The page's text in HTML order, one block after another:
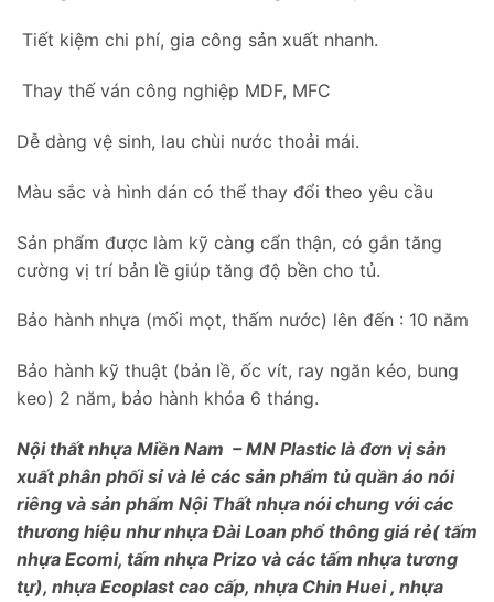
Tiết kiệm chi phí, gia công sản xuất nhanh.
Thay thế ván công nghiệp MDF, MFC
Dễ dàng vệ sinh, lau chùi nước thoải mái.
Màu sắc và hình dán có thể thay đổi theo yêu cầu
Sản phẩm được làm kỹ càng cẩn thận, có gắn tăng
cường vị trí bản lề giúp tăng độ bền cho tủ.
Bảo hành nhựa (mối mọt, thấm nước) lên đến : 10 năm
Bảo hành kỹ thuật (bản lề, ốc vít, ray ngăn kéo, bung
keo) 2 năm, bảo hành khóa 6 tháng.
Nội thất nhựa Miền Nam – MN Plastic là đơn vị sản
xuất phân phối sỉ và lẻ các sản phẩm tủ quần áo nói
riêng và sản phẩm Nội Thất nhựa nói chung với các
thương hiệu như nhựa Đài Loan phổ thông giá rẻ( tấm
nhựa Ecomi, tấm nhựa Prizo và các tấm nhựa tương
tự), nhựa Ecoplast cao cấp, nhựa Chin Huei , nhựa